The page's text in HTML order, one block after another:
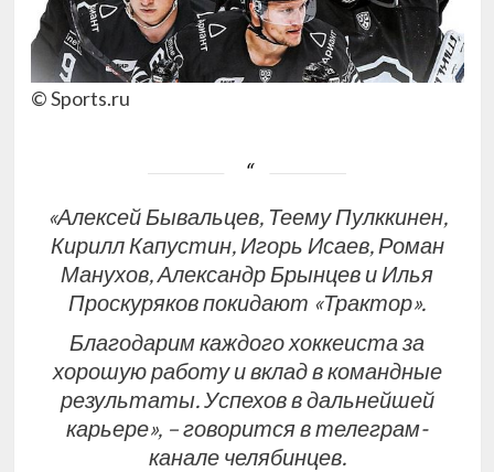
© Sports.ru
«Алексей Бывальцев, Теему Пулккинен,
Кирилл Капустин, Игорь Исаев, Роман
Манухов, Александр Брынцев и Илья
Проскуряков покидают «Трактор».
Благодарим каждого хоккеиста за
хорошую работу и вклад в командные
результаты. Успехов в дальнейшей
карьере», – говорится в телеграм-
канале челябинцев.